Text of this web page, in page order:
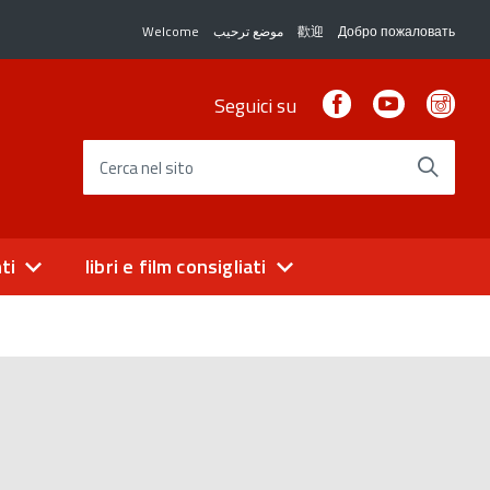
Welcome موضع ترحيب 歡迎 Добро пожаловать
Seguici su FacebookYoutube
Cerca nel sito
libri e film consigliati